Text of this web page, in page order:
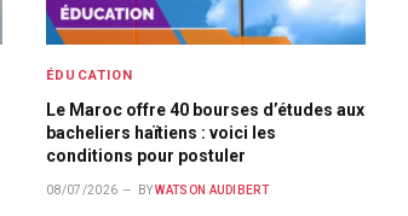
ÉDUCATION
Le Maroc offre 40 bourses d’études aux
bacheliers haïtiens : voici les
conditions pour postuler
08/07/2026 BY WATSON AUDIBERT